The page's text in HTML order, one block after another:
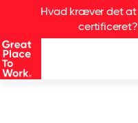
Hvad kræver det at